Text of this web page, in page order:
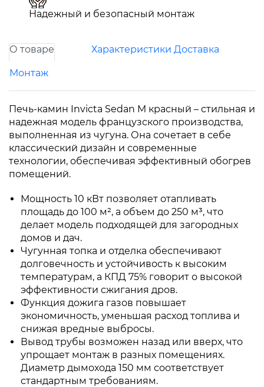
Надежный и безопасный монтаж
О товаре Характеристики Доставка
Монтаж
Печь-камин Invicta Sedan M красный – стильная и
надежная модель французского производства,
выполненная из чугуна. Она сочетает в себе
классический дизайн и современные
технологии, обеспечивая эффективный обогрев
помещений.
Мощность 10 кВт позволяет отапливать
площадь до 100 м², а объем до 250 м³, что
делает модель подходящей для загородных
домов и дач.
Чугунная топка и отделка обеспечивают
долговечность и устойчивость к высоким
температурам, а КПД 75% говорит о высокой
эффективности сжигания дров.
Функция дожига газов повышает
экономичность, уменьшая расход топлива и
снижая вредные выбросы.
Вывод трубы возможен назад или вверх, что
упрощает монтаж в разных помещениях.
Диаметр дымохода 150 мм соответствует
стандартным требованиям.